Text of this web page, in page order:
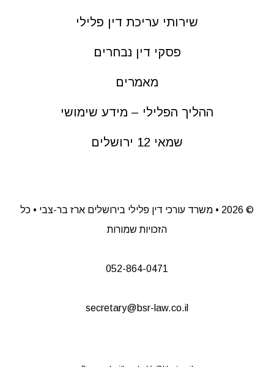
שירותי עריכת דין פלילי
פסקי דין נבחרים
מאמרים
ההליך הפלילי – מידע שימושי
שמאי 12 ירושלים
©
2026 • משרד עורכי דין פלילי בירושלים ארז בר-צבי • כל
הזכויות שמורות
052-864-0471
secretary@bsr-law.co.il